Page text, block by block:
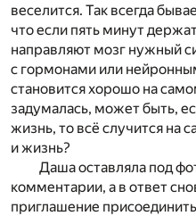
веселится. Так всегда
что если пять минут
направляют мозг нужный
с гормонами или
становится хорошо на
задумалась, может быть,
жизнь, то всё случится на
и жизнь?
Даша оставляла под
комментарии, а в ответ
приглашение